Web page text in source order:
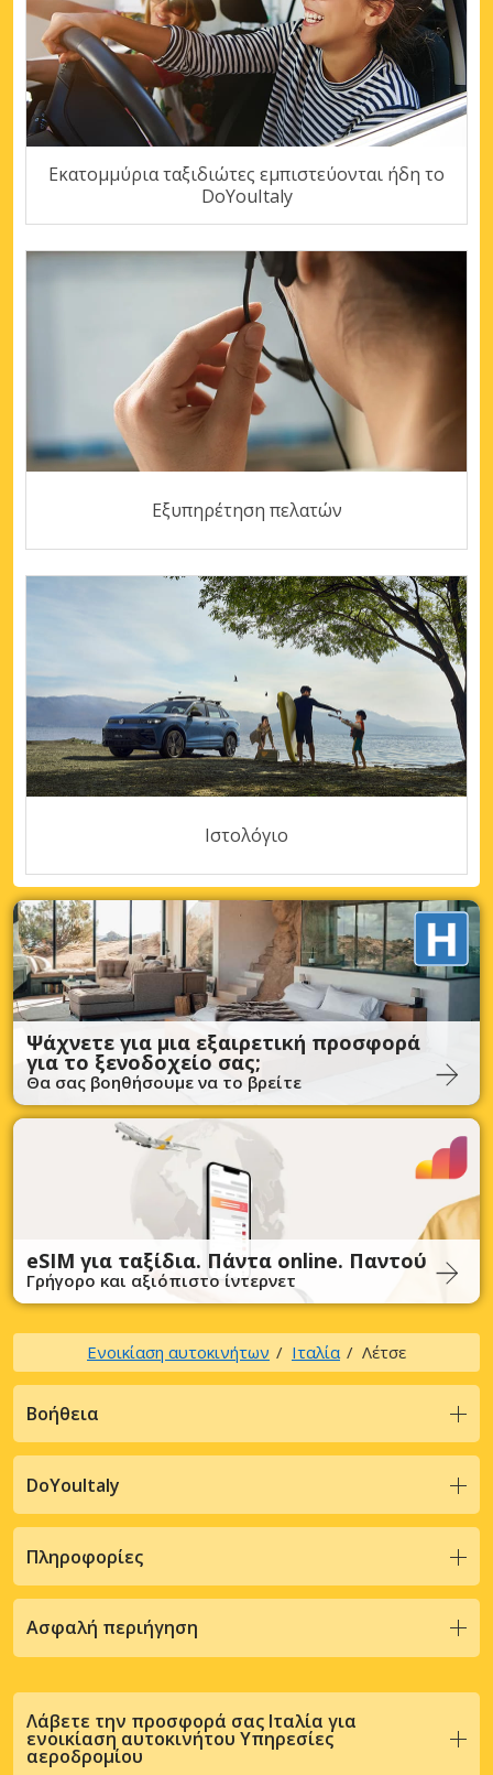
Εκατομμύρια ταξιδιώτες εμπιστεύονται ήδη το
DoYouItaly
Εξυπηρέτηση πελατών
Ιστολόγιο
Ψάχνετε για μια εξαιρετική προσφορά
για το ξενοδοχείο σας;
Θα σας βοηθήσουμε να το βρείτε
eSIM για ταξίδια. Πάντα online. Παντού
Γρήγορο και αξιόπιστο ίντερνετ
Ενοικίαση αυτοκινήτων Ιταλία Λέτσε
Βοήθεια
DoYouItaly
Πληροφορίες
Ασφαλή περιήγηση
Λάβετε την προσφορά σας Ιταλία για
ενοικίαση αυτοκινήτου Υπηρεσίες
αεροδρομίου